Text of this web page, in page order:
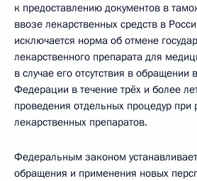
к предоставлению документов в
ввозе лекарственных средств в
исключается норма об отмене
лекарственного препарата для
в случае его отсутствия в обращении
Федерации в течение трёх и более
проведения отдельных процедур при
лекарственных препаратов.
Федеральным законом
обращения и применения новых